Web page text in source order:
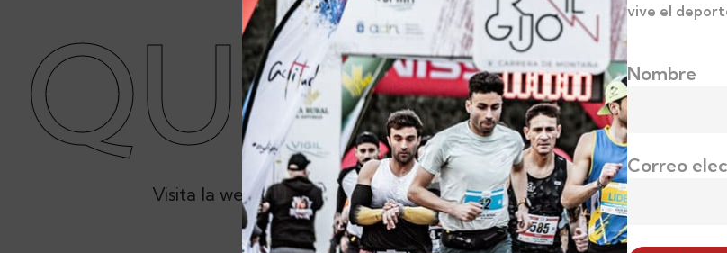
JUNIO ·
Visita la web oficial de Cicloturista El Gamoniteiro para informarte
alojarte…
vive el
Nombre
Correo